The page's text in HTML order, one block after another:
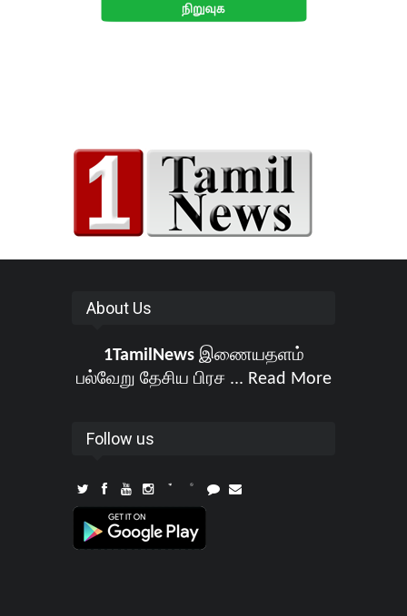
About Us
1TamilNewsஇணையதளம்
பல்வேறு தேசிய பிரச ... Read More
Follow us